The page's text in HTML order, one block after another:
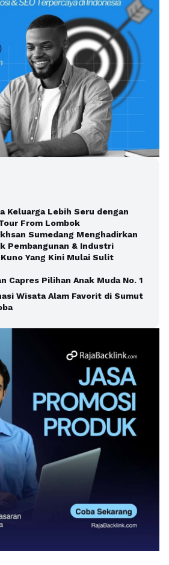
Keluarga Lebih Seru dengan
From Lombok
Sumedang Menghadirkan
Pembangunan & Industri
Yang Kini Mulai Sulit
Capres Pilihan Anak Muda No. 1
Wisata Alam Favorit di Sumut